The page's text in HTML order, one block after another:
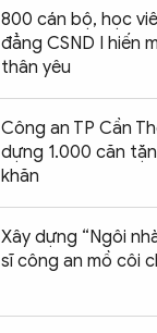
800 cán bộ, học
đẳng CSND I hiến
thân yêu
Công an TP Cần
dựng 1.000 căn
khăn
Xây dựng “Ngôi
sĩ công an mồ côi